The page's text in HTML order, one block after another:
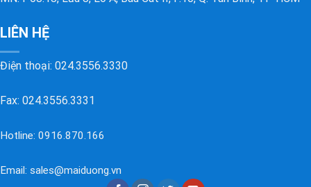
LIÊN HỆ
Điện thoại: 024.3556.3330
Fax: 024.3556.3331
Hotline: 0916.870.166
Email: sales@maiduong.vn